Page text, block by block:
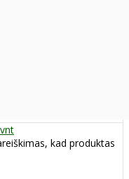
kad produktas